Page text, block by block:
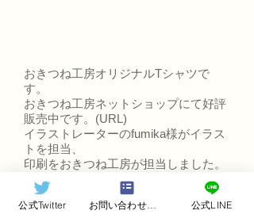
おきつね工房オリジナルTシャツで
す。
おきつね工房ネットショップにて好評
販売中です。(URL)
イラストレーターのfumika様がイラス
トを担当、
印刷をおきつね工房が担当しました。
​使用Tシャツ：Print Starヘビーウェイ
トTシャツ(00085-CVT ホワイト)
公式Twitter お問い合わせフォーム 公式LINE